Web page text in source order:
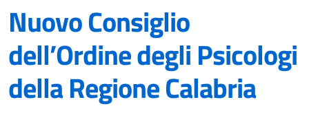
Nuovo Consiglio
dell’Ordine degli Psicologi
della Regione Calabria